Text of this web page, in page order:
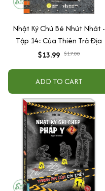
Nhật Ký Chú Bé Nhút Nhát -
Tập 14: Của Thiên Trả Địa
$13.99 $17.00
ADD TO CART